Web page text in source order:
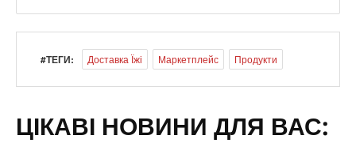
#ТЕГИ: Доставка Їжі Маркетплейс Продукти
ЦІКАВІ НОВИНИ ДЛЯ ВАС: